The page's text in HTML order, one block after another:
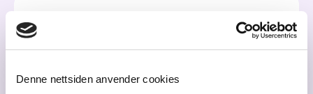
Denne nettsiden anvender cookies
Elisabeth Ovell
Eier, daglig leder
91183285